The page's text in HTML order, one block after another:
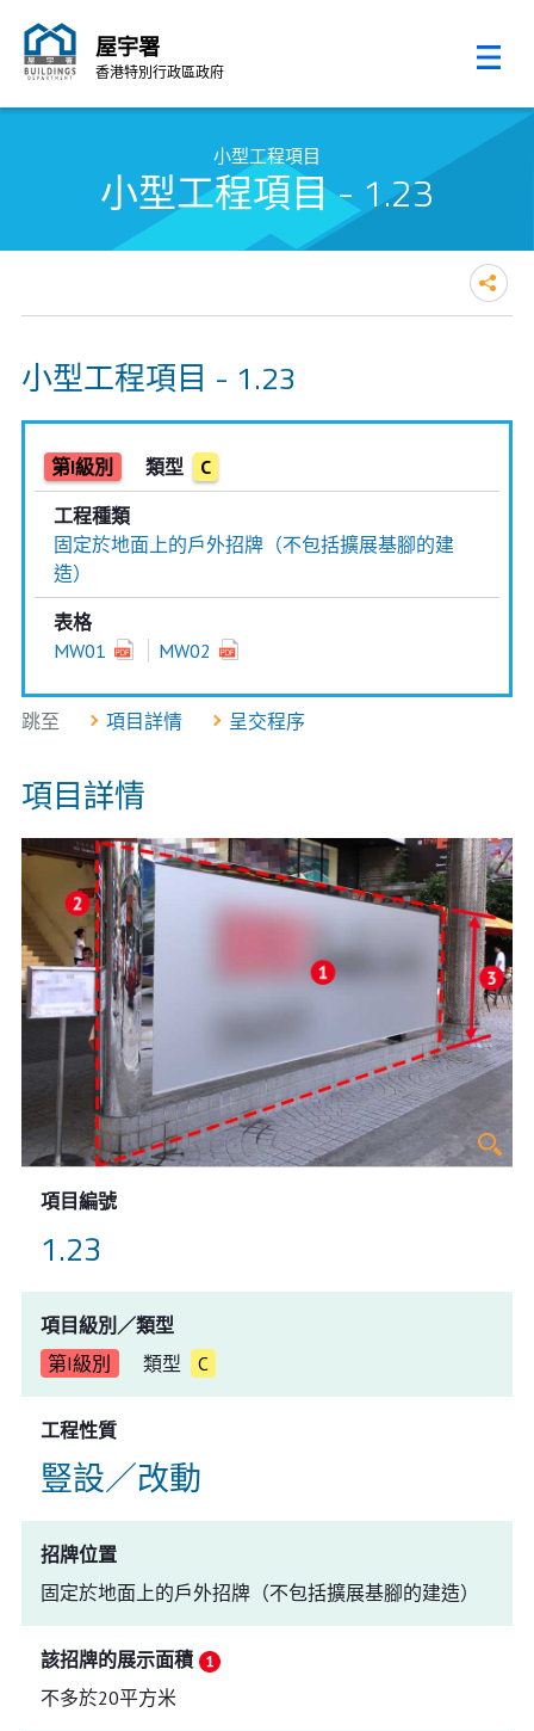
屋宇署
香港特別行政區政府
小型工程項目
小型工程項目 - 1.23
小型工程項目 - 1.23
第I級別 類型 C
工程種類
固定於地面上的戶外招牌（不包括擴展基腳的建
造）
表格
MW01
MW02
跳至 項目詳情 呈交程序
項目詳情
項目編號
1.23
項目級別／類型
第I級別
類型 C
工程性質
豎設／改動
招牌位置
固定於地面上的戶外招牌（不包括擴展基腳的建造）
該招牌的展示面積
不多於20平方米